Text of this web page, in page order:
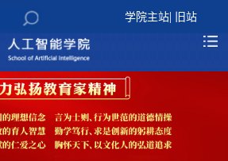
学院主站| 旧站